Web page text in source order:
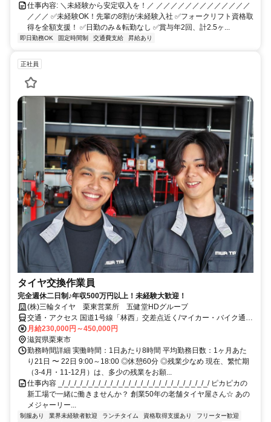
仕事内容: ＼未経験から安定収入を！／ ／／／／／／／／／／／／／
／／／ ✅未経験OK！先輩の8割が未経験入社 ✅フォークリフト資格取
得を全額支援！ ✅日勤のみ＆転勤なし ✅賞与年2回、計2.5ヶ...
即日勤務OK 固定時間制 交通費支給 昇給あり
正社員
タイヤ交換作業員
完全週休二日制♪年収500万円以上！未経験大歓迎！
(株)三輪タイヤ 栗東営業所 五健堂HDグループ
交通・アクセス 国道1号線「林西」交差点近く/マイカー・バイク通勤
OK
月給230,000円～450,000円
滋賀県栗東市
勤務時間詳細 実働時間：1日あたり8時間 平均勤務日数：1ヶ月あた
り21日 〜 22日 9:00～18:00 ◎休憩60分 ◎残業少なめ 現在、繁忙期
（3-4月・11-12月）は、多少の残業をお願...
仕事内容 _/_/_/_/_/_/_/_/_/_/_/_/_/_/_/_/_/_/_/_/_/_/_/_/_/ ピカピカの
新工場で一緒に働きませんか？ 創業50年の老舗タイヤ屋さん☆ あの
メジャーリー...
制服あり 業界未経験者歓迎 ランチタイム 資格取得支援あり
フリーター歓迎